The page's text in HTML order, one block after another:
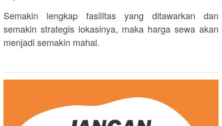
Semakin lengkap fasilitas yang ditawarkan dan
semakin strategis lokasinya, maka harga sewa akan
menjadi semakin mahal.